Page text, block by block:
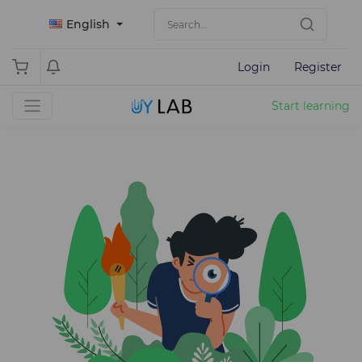
English
Login Register
Start learning